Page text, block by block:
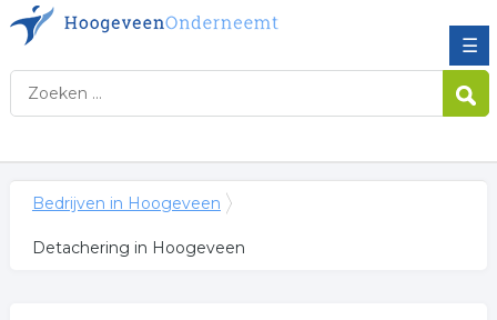
☰
Bedrijven in Hoogeveen
Detachering in Hoogeveen